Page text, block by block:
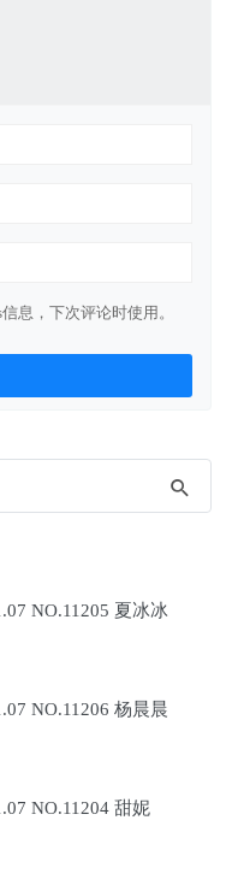
息，下次评论时使用。
NO.11205 夏冰冰
NO.11206 杨晨晨
NO.11204 甜妮